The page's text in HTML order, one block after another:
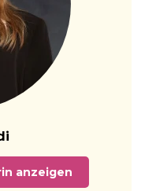
anzeigen